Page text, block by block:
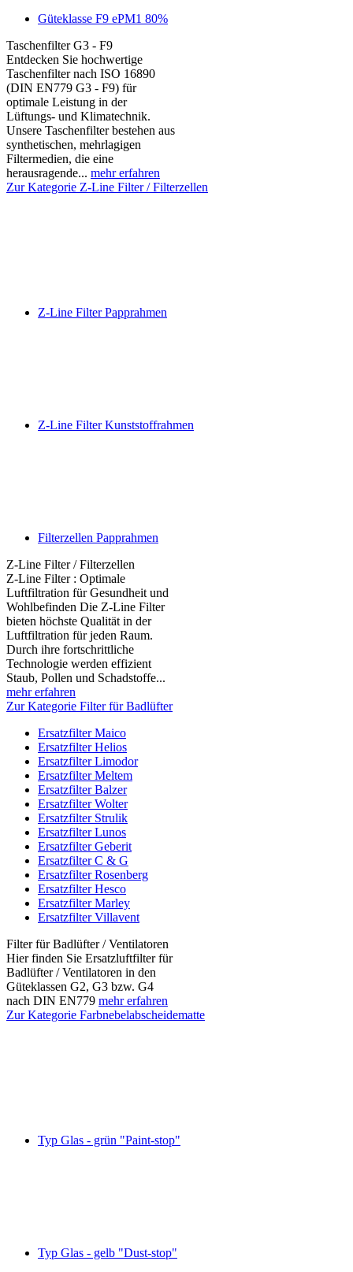
Güteklasse F9 ePM1 80%
Taschenfilter G3 - F9
Entdecken Sie hochwertige
Taschenfilter nach ISO 16890
(DIN EN779 G3 - F9) für
optimale Leistung in der
Lüftungs- und Klimatechnik.
Unsere Taschenfilter bestehen aus
synthetischen, mehrlagigen
Filtermedien, die eine
herausragende... mehr erfahren
Zur Kategorie Z-Line Filter / Filterzellen
Z-Line Filter Papprahmen
Z-Line Filter Kunststoffrahmen
Filterzellen Papprahmen
Z-Line Filter / Filterzellen
Z-Line Filter : Optimale
Luftfiltration für Gesundheit und
Wohlbefinden Die Z-Line Filter
bieten höchste Qualität in der
Luftfiltration für jeden Raum.
Durch ihre fortschrittliche
Technologie werden effizient
Staub, Pollen und Schadstoffe...
mehr erfahren
Zur Kategorie Filter für Badlüfter
Ersatzfilter Maico
Ersatzfilter Helios
Ersatzfilter Limodor
Ersatzfilter Meltem
Ersatzfilter Balzer
Ersatzfilter Wolter
Ersatzfilter Strulik
Ersatzfilter Lunos
Ersatzfilter Geberit
Ersatzfilter C & G
Ersatzfilter Rosenberg
Ersatzfilter Hesco
Ersatzfilter Marley
Ersatzfilter Villavent
Filter für Badlüfter / Ventilatoren
Hier finden Sie Ersatzluftfilter für
Badlüfter / Ventilatoren in den
Güteklassen G2, G3 bzw. G4
nach DIN EN779 mehr erfahren
Zur Kategorie Farbnebelabscheidematte
Typ Glas - grün "Paint-stop"
Typ Glas - gelb "Dust-stop"